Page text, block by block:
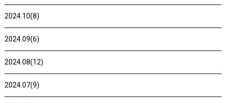
2024.10(8)
2024.09(6)
2024.08(12)
2024.07(9)